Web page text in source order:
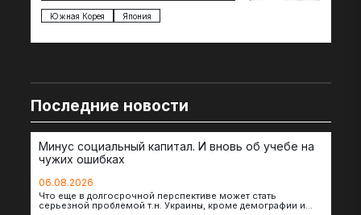
Южная Корея Япония
Последние новости
Минус социальный капитал. И вновь об учебе на
чужих ошибках
06.08.2026
Что еще в долгосрочной перспективе может стать
серьезной проблемой т.н. Украины, кроме демографии и